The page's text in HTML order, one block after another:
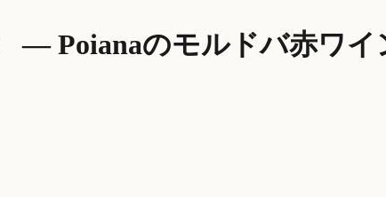
—Poianaのモルドバ赤ワイ